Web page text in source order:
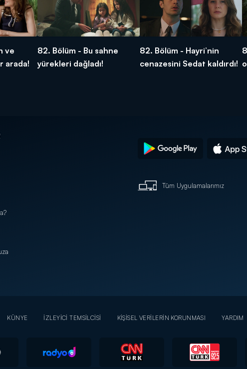
ve
arada!
82. Bölüm - Bu sahne
yürekleri dağladı!
82. Bölüm - Hayri’nin
cenazesini Sedat kaldırdı!
Tüm Uygulamalarımız
KÜNYE İZLEYİCİ TEMSİLCİSİ KİŞİSEL VERİLERİN KORUNMASI YARDIM